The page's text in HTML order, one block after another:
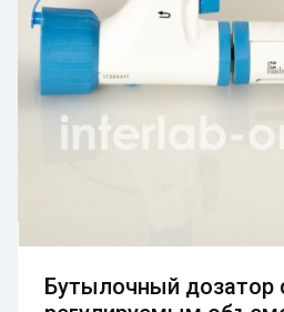
Бутылочный дозатор